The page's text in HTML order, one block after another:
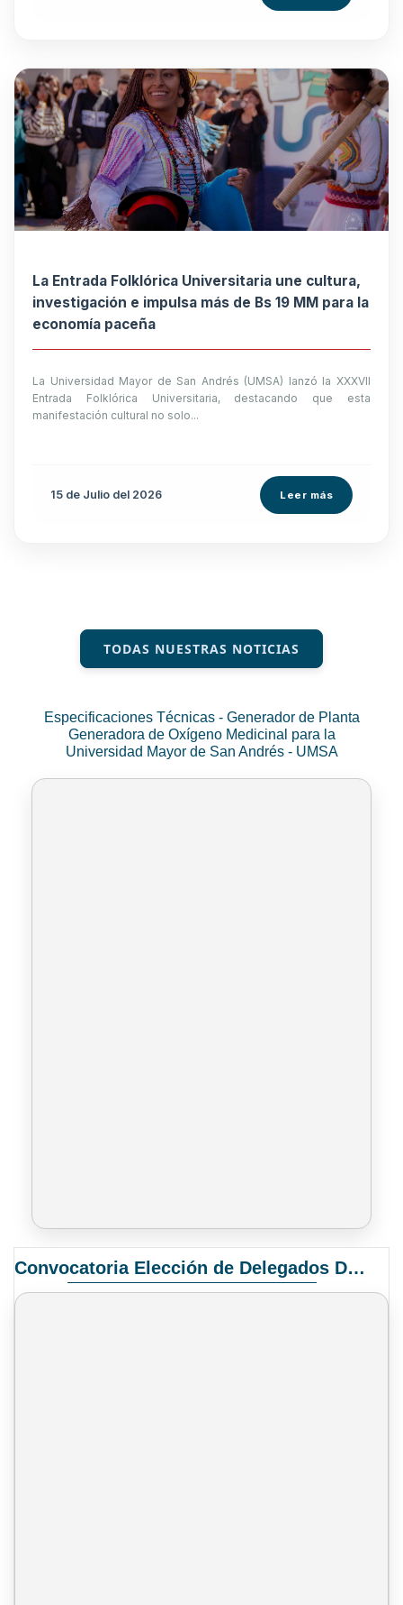
La Entrada Folklórica Universitaria une cultura,
investigación e impulsa más de Bs 19 MM para la
economía paceña
La Universidad Mayor de San Andrés (UMSA) lanzó la XXXVII
Entrada Folklórica Universitaria, destacando que esta
manifestación cultural no solo...
15 de Julio del 2026 Leer más
TODAS NUESTRAS NOTICIAS
Especificaciones Técnicas - Generador de Planta
Generadora de Oxígeno Medicinal para la
Universidad Mayor de San Andrés - UMSA
Convocatoria Elección de Delegados Docentes para el XIV Congreso Nacional de Universidades